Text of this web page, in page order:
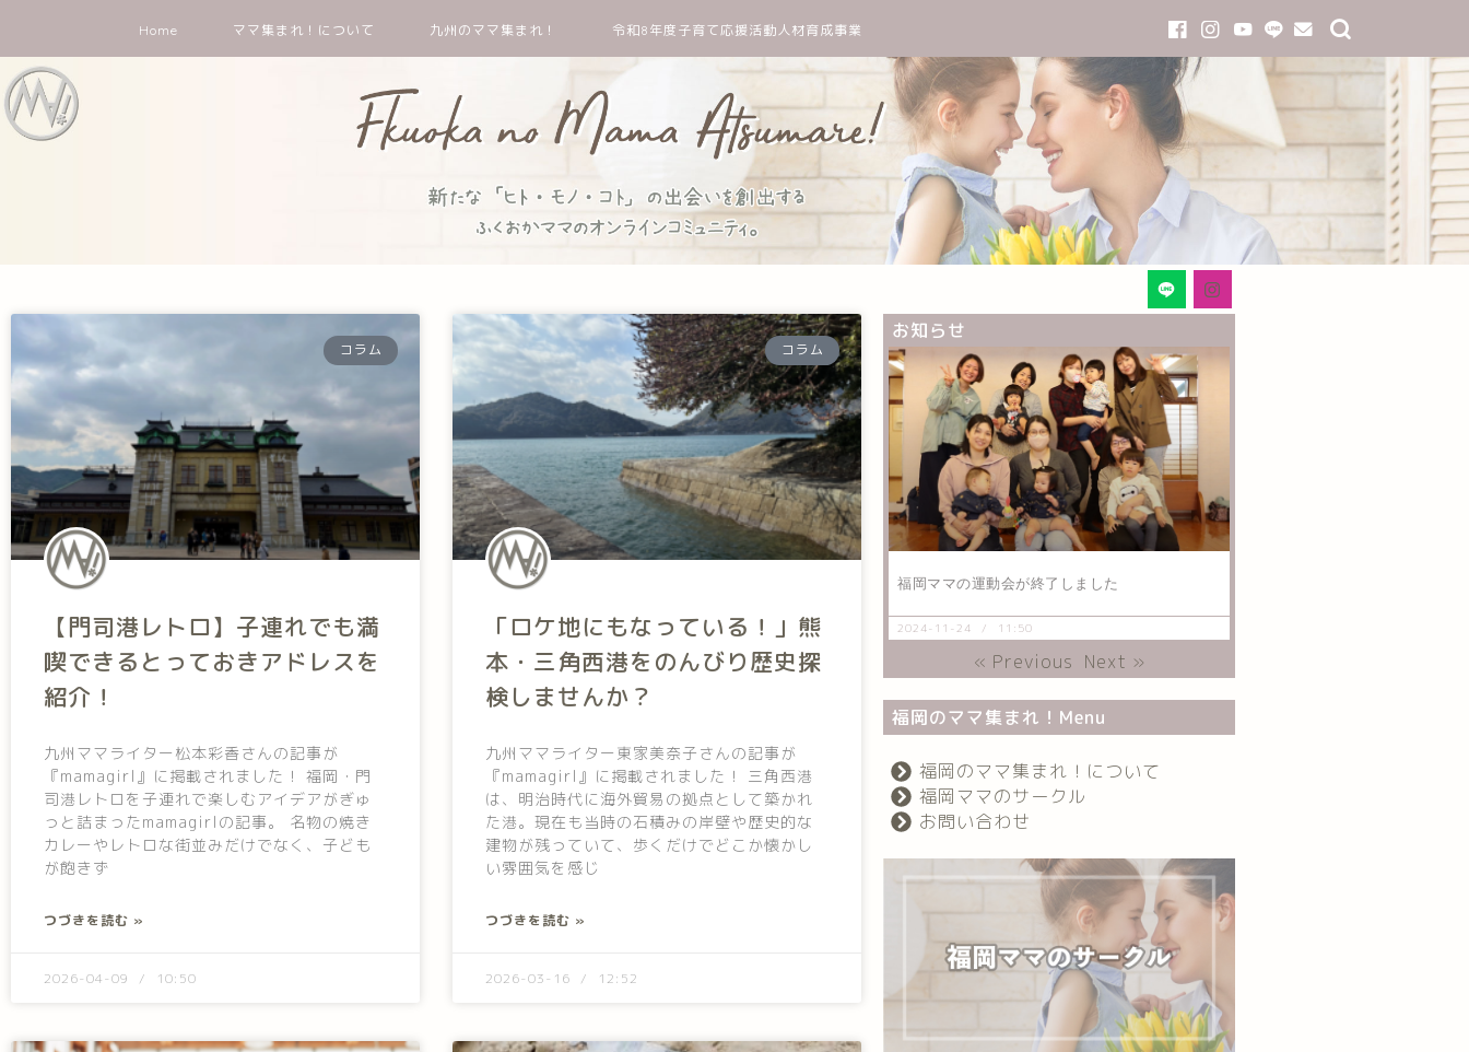
Home ママ集まれ！について 九州のママ集まれ！ 令和8年度子育て応援活動人材育成事業
コラム
【門司港レトロ】子連れでも満
喫できるとっておきアドレスを
紹介！
九州ママライター松本彩香さんの記事が
『mamagirl』に掲載されました！ 福岡・門
司港レトロを子連れで楽しむアイデアがぎゅ
っと詰まったmamagirlの記事。 名物の焼き
カレーやレトロな街並みだけでなく、子ども
が飽きず
つづきを読む »
2026-04-09 10:50
コラム
「ロケ地にもなっている！」熊
本・三角西港をのんびり歴史探
検しませんか？
九州ママライター東家美奈子さんの記事が
『mamagirl』に掲載されました！ 三角西港
は、明治時代に海外貿易の拠点として築かれ
た港。現在も当時の石積みの岸壁や歴史的な
建物が残っていて、歩くだけでどこか懐かし
い雰囲気を感じ
つづきを読む »
2026-03-16 12:52
お知らせ
福岡ママの運動会が終了しました
2024-11-24 11:50
« Previous Next »
福岡のママ集まれ！Menu
福岡のママ集まれ！について
福岡ママのサークル
お問い合わせ